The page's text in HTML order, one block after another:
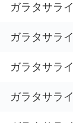
ガラタサライ
ガラタサライ
ガラタサライ
ガラタサライ